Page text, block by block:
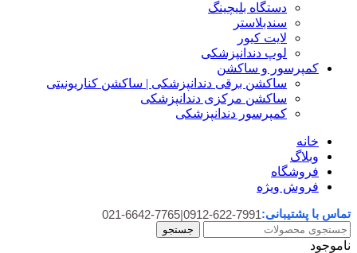
دستگاه بلیچینگ
سندبلاستر
لایت کیور
لوپ دندانپزشکی
کمپرسور و ساکشن
ساکشن برقی دندانپزشکی | ساکشن کناریونیتی
ساکشن مرکزی دندانپزشکی
کمپرسور دندانپزشکی
خانه
وبلاگ
فروشگاه
فروش ویژه
تماس با پشتیبانی:0912-622-7991
|
021-6642-7765
جستجو
ناموجود